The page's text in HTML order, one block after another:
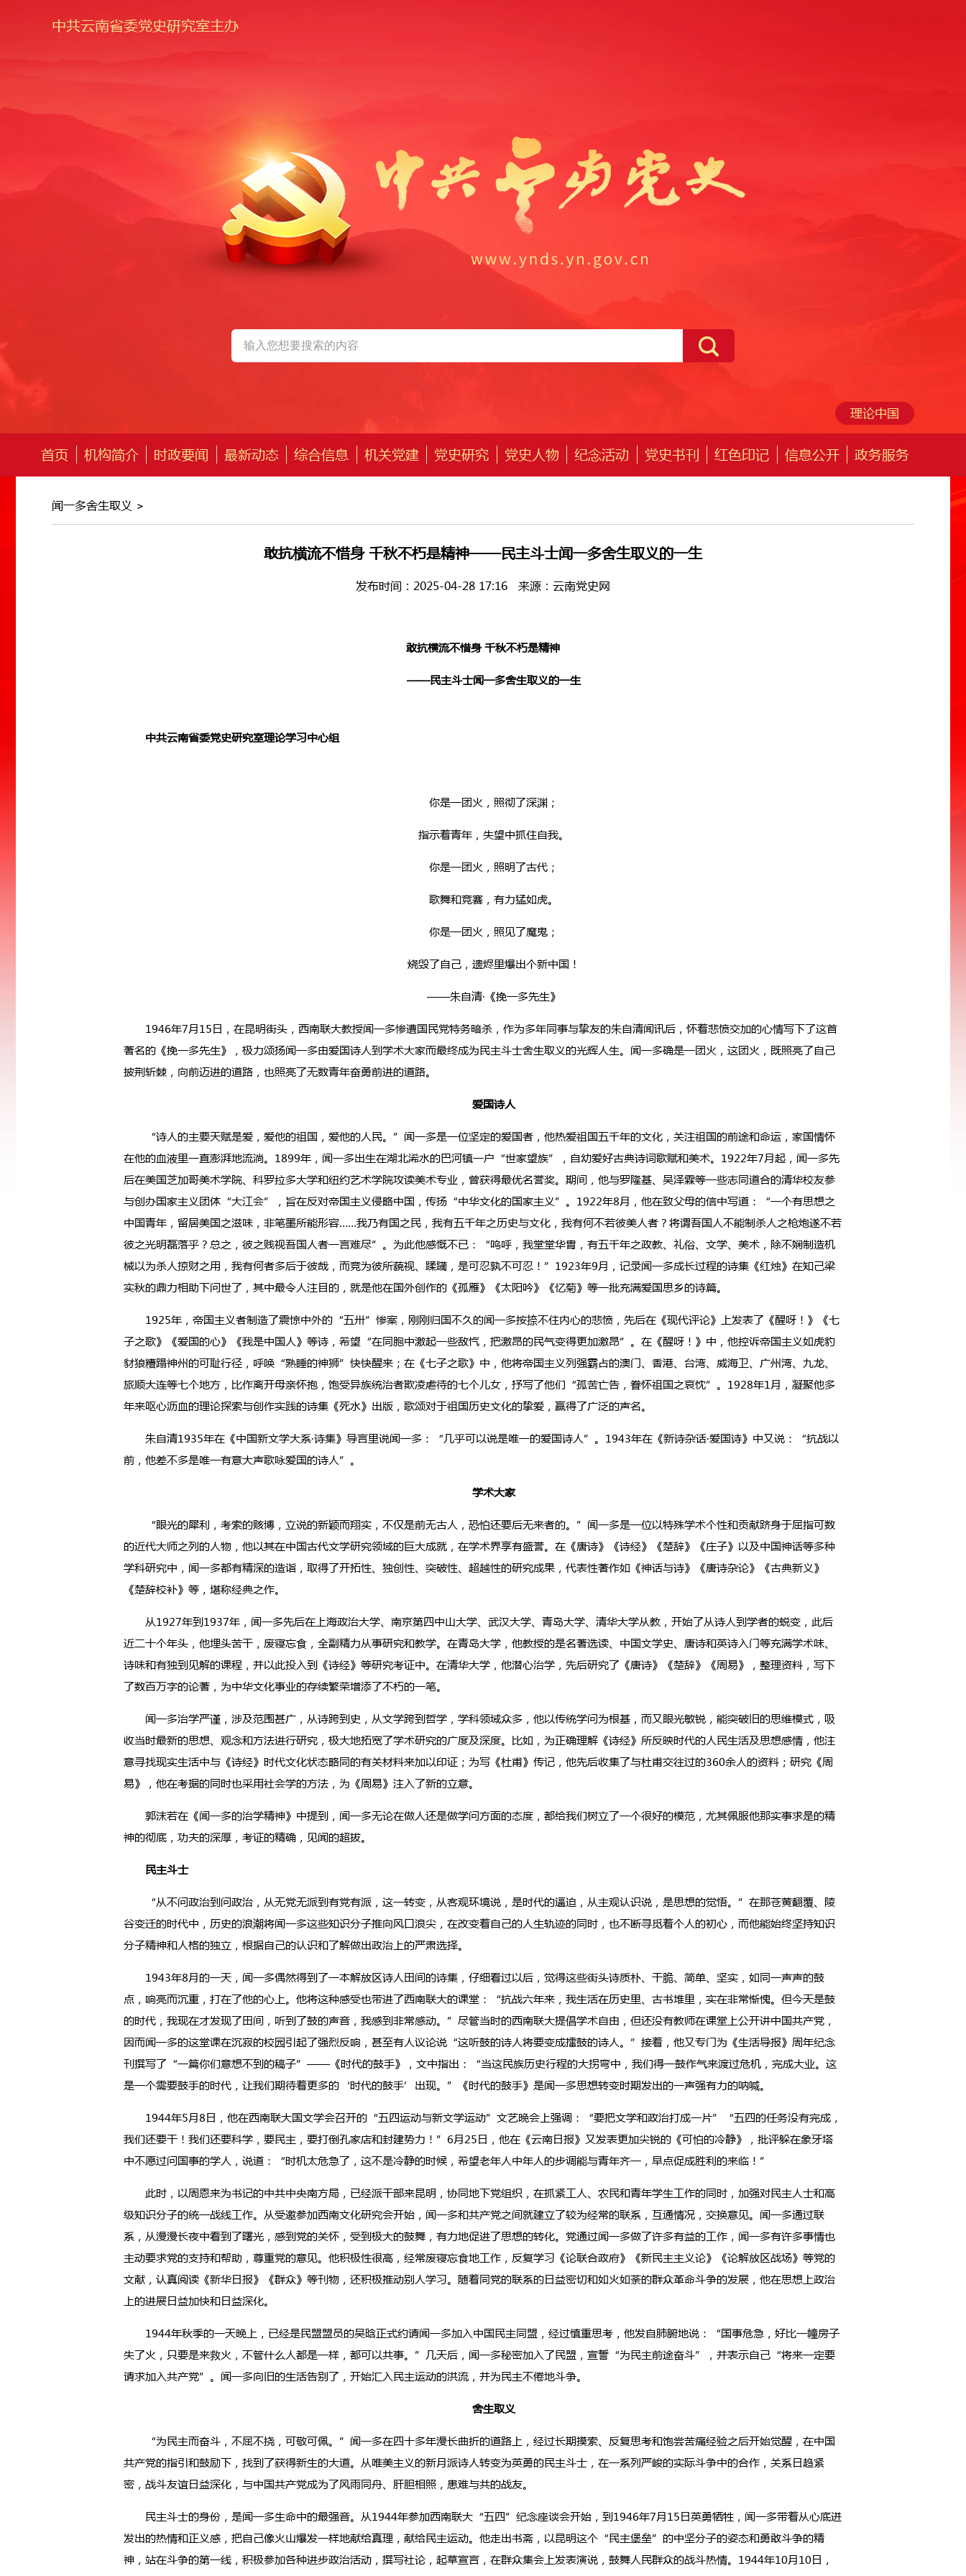
中共云南省委党史研究室主办
理论中国
首页 机构简介 时政要闻 最新动态 综合信息 机关党建 党史研究 党史人物 纪念活动 党史书刊 红色印记 信息公开 政务服务
闻一多舍生取义 >
敢抗横流不惜身 千秋不朽是精神——民主斗士闻一多舍生取义的一生
发布时间：2025-04-28 17:16 来源：云南党史网
敢抗横流不惜身 千秋不朽是精神
——民主斗士闻一多舍生取义的一生
中共云南省委党史研究室理论学习中心组
你是一团火，照彻了深渊；
指示着青年，失望中抓住自我。
你是一团火，照明了古代；
歌舞和竞赛，有力猛如虎。
你是一团火，照见了魔鬼；
烧毁了自己，遗烬里爆出个新中国！
——朱自清·《挽一多先生》
1946年7月15日，在昆明街头，西南联大教授闻一多惨遭国民党特务暗杀，作为多年同事与挚友的朱自清闻讯后，怀着悲愤交加的心情写下了这首
著名的《挽一多先生》，极力颂扬闻一多由爱国诗人到学术大家而最终成为民主斗士舍生取义的光辉人生。闻一多确是一团火，这团火，既照亮了自己
披荆斩棘，向前迈进的道路，也照亮了无数青年奋勇前进的道路。
爱国诗人
“诗人的主要天赋是爱，爱他的祖国，爱他的人民。”闻一多是一位坚定的爱国者，他热爱祖国五千年的文化，关注祖国的前途和命运，家国情怀
在他的血液里一直澎湃地流淌。1899年，闻一多出生在湖北浠水的巴河镇一户“世家望族”，自幼爱好古典诗词歌赋和美术。1922年7月起，闻一多先
后在美国芝加哥美术学院、科罗拉多大学和纽约艺术学院攻读美术专业，曾获得最优名誉奖。期间，他与罗隆基、吴泽霖等一些志同道合的清华校友参
与创办国家主义团体“大江会”，旨在反对帝国主义侵略中国，传扬“中华文化的国家主义”。1922年8月，他在致父母的信中写道：“一个有思想之
中国青年，留居美国之滋味，非笔墨所能形容……我乃有国之民，我有五千年之历史与文化，我有何不若彼美人者？将谓吾国人不能制杀人之枪炮遂不若
彼之光明磊落乎？总之，彼之贱视吾国人者一言难尽”。为此他感慨不已：“呜呼，我堂堂华胄，有五千年之政教、礼俗、文学、美术，除不娴制造机
械以为杀人掠财之用，我有何者多后于彼哉，而竞为彼所藐视、蹂躏，是可忍孰不可忍！”1923年9月，记录闻一多成长过程的诗集《红烛》在知己梁
实秋的鼎力相助下问世了，其中最令人注目的，就是他在国外创作的《孤雁》《太阳吟》《忆菊》等一批充满爱国思乡的诗篇。
1925年，帝国主义者制造了震惊中外的“五卅”惨案，刚刚归国不久的闻一多按捺不住内心的悲愤，先后在《现代评论》上发表了《醒呀！》《七
子之歌》《爱国的心》《我是中国人》等诗，希望“在同胞中激起一些敌忾，把激昂的民气变得更加激昂”。在《醒呀！》中，他控诉帝国主义如虎豹
豺狼糟蹋神州的可耻行径，呼唤“熟睡的神狮”快快醒来；在《七子之歌》中，他将帝国主义列强霸占的澳门、香港、台湾、威海卫、广州湾、九龙、
旅顺大连等七个地方，比作离开母亲怀抱，饱受异族统治者欺凌虐待的七个儿女，抒写了他们“孤苦亡告，眷怀祖国之哀忱”。1928年1月，凝聚他多
年来呕心沥血的理论探索与创作实践的诗集《死水》出版，歌颂对于祖国历史文化的挚爱，赢得了广泛的声名。
朱自清1935年在《中国新文学大系·诗集》导言里说闻一多：“几乎可以说是唯一的爱国诗人”。1943年在《新诗杂话·爱国诗》中又说：“抗战以
前，他差不多是唯一有意大声歌咏爱国的诗人”。
学术大家
“眼光的犀利，考索的赅博，立说的新颖而翔实，不仅是前无古人，恐怕还要后无来者的。”闻一多是一位以特殊学术个性和贡献跻身于屈指可数
的近代大师之列的人物，他以其在中国古代文学研究领域的巨大成就，在学术界享有盛誉。在《唐诗》《诗经》《楚辞》《庄子》以及中国神话等多种
学科研究中，闻一多都有精深的造诣，取得了开拓性、独创性、突破性、超越性的研究成果，代表性著作如《神话与诗》《唐诗杂论》《古典新义》
《楚辞校补》等，堪称经典之作。
从1927年到1937年，闻一多先后在上海政治大学、南京第四中山大学、武汉大学、青岛大学、清华大学从教，开始了从诗人到学者的蜕变，此后
近二十个年头，他埋头苦干，废寝忘食，全副精力从事研究和教学。在青岛大学，他教授的是名著选读、中国文学史、唐诗和英诗入门等充满学术味、
诗味和有独到见解的课程，并以此投入到《诗经》等研究考证中。在清华大学，他潜心治学，先后研究了《唐诗》《楚辞》《周易》，整理资料，写下
了数百万字的论著，为中华文化事业的存续繁荣增添了不朽的一笔。
闻一多治学严谨，涉及范围甚广，从诗跨到史，从文学跨到哲学，学科领域众多，他以传统学问为根基，而又眼光敏锐，能突破旧的思维模式，吸
收当时最新的思想、观念和方法进行研究，极大地拓宽了学术研究的广度及深度。比如，为正确理解《诗经》所反映时代的人民生活及思想感情，他注
意寻找现实生活中与《诗经》时代文化状态略同的有关材料来加以印证；为写《杜甫》传记，他先后收集了与杜甫交往过的360余人的资料；研究《周
易》，他在考据的同时也采用社会学的方法，为《周易》注入了新的立意。
郭沫若在《闻一多的治学精神》中提到，闻一多无论在做人还是做学问方面的态度，都给我们树立了一个很好的模范，尤其佩服他那实事求是的精
神的彻底，功夫的深厚，考证的精确，见闻的超拔。
民主斗士
“从不问政治到问政治，从无党无派到有党有派，这一转变，从客观环境说，是时代的逼迫，从主观认识说，是思想的觉悟。”在那苍黄翻覆、陵
谷变迁的时代中，历史的浪潮将闻一多这些知识分子推向风口浪尖，在改变着自己的人生轨迹的同时，也不断寻觅着个人的初心，而他能始终坚持知识
分子精神和人格的独立，根据自己的认识和了解做出政治上的严肃选择。
1943年8月的一天，闻一多偶然得到了一本解放区诗人田间的诗集，仔细看过以后，觉得这些街头诗质朴、干脆、简单、坚实，如同一声声的鼓
点，响亮而沉重，打在了他的心上。他将这种感受也带进了西南联大的课堂：“抗战六年来，我生活在历史里、古书堆里，实在非常惭愧。但今天是鼓
的时代，我现在才发现了田间，听到了鼓的声音，我感到非常感动。”尽管当时的西南联大提倡学术自由，但还没有教师在课堂上公开讲中国共产党，
因而闻一多的这堂课在沉寂的校园引起了强烈反响，甚至有人议论说“这听鼓的诗人将要变成擂鼓的诗人。”接着，他又专门为《生活导报》周年纪念
刊撰写了“一篇你们意想不到的稿子”——《时代的鼓手》，文中指出：“当这民族历史行程的大拐弯中，我们得一鼓作气来渡过危机，完成大业。这
是一个需要鼓手的时代，让我们期待着更多的‘时代的鼓手’出现。”《时代的鼓手》是闻一多思想转变时期发出的一声强有力的呐喊。
1944年5月8日，他在西南联大国文学会召开的“五四运动与新文学运动”文艺晚会上强调：“要把文学和政治打成一片”“五四的任务没有完成，
我们还要干！我们还要科学，要民主，要打倒孔家店和封建势力！”6月25日，他在《云南日报》又发表更加尖锐的《可怕的冷静》，批评躲在象牙塔
中不愿过问国事的学人，说道：“时机太危急了，这不是冷静的时候，希望老年人中年人的步调能与青年齐一，早点促成胜利的来临！”
此时，以周恩来为书记的中共中央南方局，已经派干部来昆明，协同地下党组织，在抓紧工人、农民和青年学生工作的同时，加强对民主人士和高
级知识分子的统一战线工作。从受邀参加西南文化研究会开始，闻一多和共产党之间就建立了较为经常的联系，互通情况，交换意见。闻一多通过联
系，从漫漫长夜中看到了曙光，感到党的关怀，受到极大的鼓舞，有力地促进了思想的转化。党通过闻一多做了许多有益的工作，闻一多有许多事情也
主动要求党的支持和帮助，尊重党的意见。他积极性很高，经常废寝忘食地工作，反复学习《论联合政府》《新民主主义论》《论解放区战场》等党的
文献，认真阅读《新华日报》《群众》等刊物，还积极推动别人学习。随着同党的联系的日益密切和如火如荼的群众革命斗争的发展，他在思想上政治
上的进展日益加快和日益深化。
1944年秋季的一天晚上，已经是民盟盟员的吴晗正式约请闻一多加入中国民主同盟，经过慎重思考，他发自肺腑地说：“国事危急，好比一幢房子
失了火，只要是来救火，不管什么人都是一样，都可以共事。”几天后，闻一多秘密加入了民盟，宣誓“为民主前途奋斗”，并表示自己“将来一定要
请求加入共产党”。闻一多向旧的生活告别了，开始汇入民主运动的洪流，并为民主不倦地斗争。
舍生取义
“为民主而奋斗，不屈不挠，可敬可佩。”闻一多在四十多年漫长曲折的道路上，经过长期摸索、反复思考和饱尝苦痛经验之后开始觉醒，在中国
共产党的指引和鼓励下，找到了获得新生的大道。从唯美主义的新月派诗人转变为英勇的民主斗士，在一系列严峻的实际斗争中的合作，关系日趋紧
密，战斗友谊日益深化，与中国共产党成为了风雨同舟、肝胆相照，患难与共的战友。
民主斗士的身份，是闻一多生命中的最强音。从1944年参加西南联大“五四”纪念座谈会开始，到1946年7月15日英勇牺牲，闻一多带着从心底迸
发出的热情和正义感，把自己像火山爆发一样地献给真理，献给民主运动。他走出书斋，以昆明这个“民主堡垒”的中坚分子的姿态和勇敢斗争的精
神，站在斗争的第一线，积极参加各种进步政治活动，撰写社论，起草宣言，在群众集会上发表演说，鼓舞人民群众的战斗热情。1944年10月10日，